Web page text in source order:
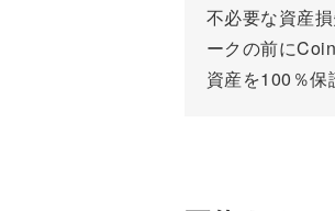
不必要な資産
ークの前に
資産を100％保